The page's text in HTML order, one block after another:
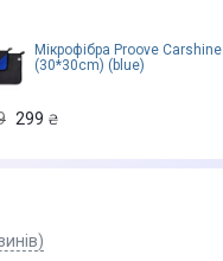
Мікрофiбра Proove Carshine
(30*30cm) (blue)
299 ₴